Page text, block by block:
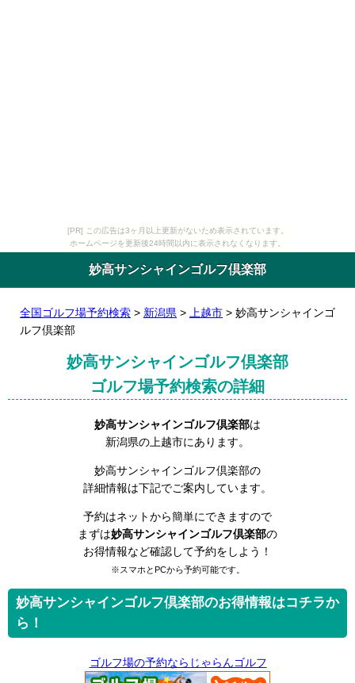
[PR] この広告は3ヶ月以上更新がないため表示されています。
ホームページを更新後24時間以内に表示されなくなります。
妙高サンシャインゴルフ倶楽部
全国ゴルフ場予約検索 > 新潟県 > 上越市 > 妙高サンシャインゴ
ルフ倶楽部
妙高サンシャインゴルフ倶楽部
ゴルフ場予約検索の詳細
妙高サンシャインゴルフ倶楽部は
新潟県の上越市にあります。
妙高サンシャインゴルフ倶楽部の
詳細情報は下記でご案内しています。
予約はネットから簡単にできますので
まずは妙高サンシャインゴルフ倶楽部の
お得情報など確認して予約をしよう！
※スマホとPCから予約可能です。
妙高サンシャインゴルフ倶楽部のお得情報はコチラか
ら！
ゴルフ場の予約ならじゃらんゴルフ